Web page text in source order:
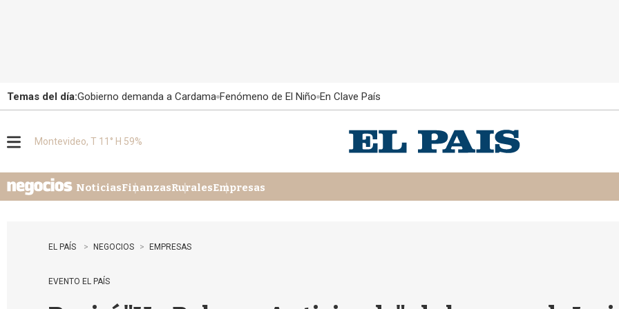
Temas del día:Gobierno demanda a Cardama Fenómeno de El Niño En Clave País
u
Montevideo, T 11° H 59%
NoticiasFinanzasRuralesEmpresas
EL PAÍS NEGOCIOS EMPRESAS
EVENTO EL PAÍS